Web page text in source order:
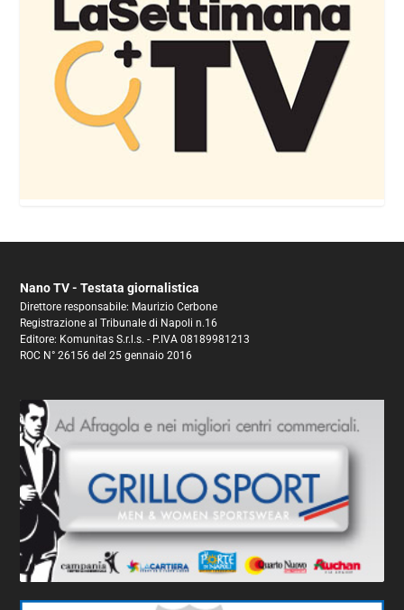
Nano TV - Testata giornalistica
Direttore responsabile: Maurizio Cerbone
Registrazione al Tribunale di Napoli n.16
Editore: Komunitas S.r.l.s. - P.IVA 08189981213
ROC N° 26156 del 25 gennaio 2016